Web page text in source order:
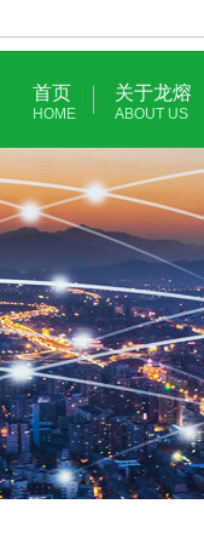
首页
HOME
关于龙熔
ABOUT US